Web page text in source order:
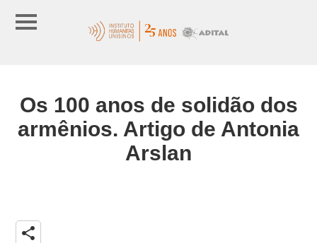
Os 100 anos de solidão dos
armênios. Artigo de Antonia
Arslan
share